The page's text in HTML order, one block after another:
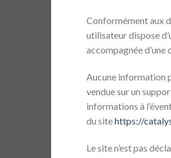
Conformément aux
utilisateur dispose
accompagnée
Aucune information
vendue sur un
informations à
du sitehttps://
Le site n’est pas